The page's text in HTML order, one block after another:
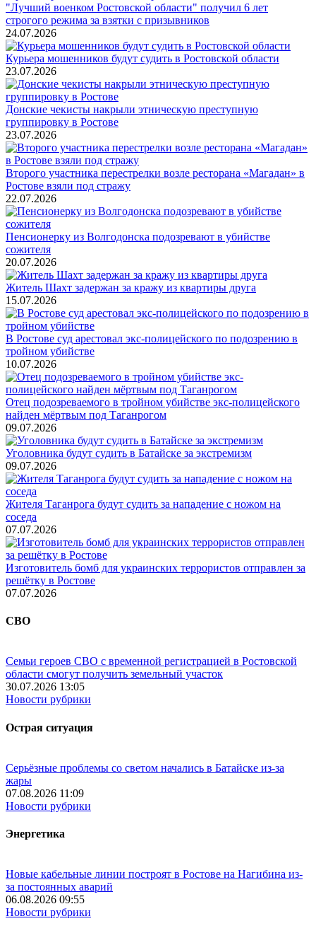
"Лучший военком Ростовской области" получил 6 лет
строгого режима за взятки с призывников
24.07.2026
Курьера мошенников будут судить в Ростовской области
23.07.2026
Донские чекисты накрыли этническую преступную
группировку в Ростове
23.07.2026
Второго участника перестрелки возле ресторана «Магадан» в
Ростове взяли под стражу
22.07.2026
Пенсионерку из Волгодонска подозревают в убийстве
сожителя
20.07.2026
Житель Шахт задержан за кражу из квартиры друга
15.07.2026
В Ростове суд арестовал экс-полицейского по подозрению в
тройном убийстве
10.07.2026
Отец подозреваемого в тройном убийстве экс-полицейского
найден мёртвым под Таганрогом
09.07.2026
Уголовника будут судить в Батайске за экстремизм
09.07.2026
Жителя Таганрога будут судить за нападение с ножом на
соседа
07.07.2026
Изготовитель бомб для украинских террористов отправлен за
решётку в Ростове
07.07.2026
СВО
Семьи героев СВО с временной регистрацией в Ростовской
области смогут получить земельный участок
30.07.2026 13:05
Новости рубрики
Острая ситуация
Серьёзные проблемы со светом начались в Батайске из-за
жары
07.08.2026 11:09
Новости рубрики
Энергетика
Новые кабельные линии построят в Ростове на Нагибина из-
за постоянных аварий
06.08.2026 09:55
Новости рубрики